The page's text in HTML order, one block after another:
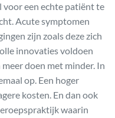
voor een echte patiënt te
Acute symptomen
zijn zoals deze zich
innovaties voldoen
doen met minder. In
op. Een hoger
kosten. En dan ook
waarin